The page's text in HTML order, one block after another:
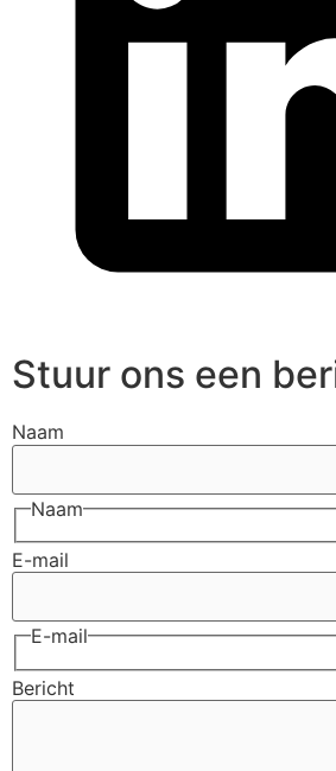
Stuur ons een
Naam
Naam
E-mail
E-mail
Bericht